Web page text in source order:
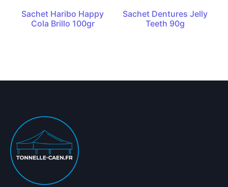
Sachet Haribo Happy
Cola Brillo 100gr
Sachet Dentures Jelly
Teeth 90g